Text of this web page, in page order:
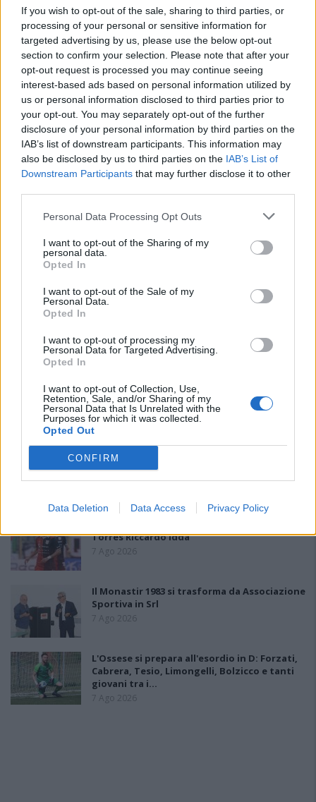
If you wish to opt-out of the sale, sharing to third parties, or
processing of your personal or sensitive information for
targeted advertising by us, please use the below opt-out
section to confirm your selection. Please note that after your
opt-out request is processed you may continue seeing
interest-based ads based on personal information utilized by
us or personal information disclosed to third parties prior to
your opt-out. You may separately opt-out of the further
disclosure of your personal information by third parties on the
IAB’s list of downstream participants. This information may
also be disclosed by us to third parties on the IAB’s List of
Downstream Participants that may further disclose it to other
Personal Data Processing Opt Outs
I want to opt-out of the Sharing of my
personal data.
Opted In
I want to opt-out of the Sale of my
Personal Data.
Opted In
I want to opt-out of processing my
Personal Data for Targeted Advertising.
Opted In
I want to opt-out of Collection, Use,
Retention, Sale, and/or Sharing of my
Personal Data that Is Unrelated with the
Purposes for which it was collected.
Opted Out
CONFIRM
Data Deletion Data Access Privacy Policy
PIÙ LETTI OGGI
L'Ilva si completa con Markic, Contucci,
Carlucci, Bevilacqua, Solinas, Souare e Galic
7 Ago 2026
Il Monastir riparte dai pilastri Masia, Pinna e
Aloia, il primo acquisto è Loru
7 Ago 2026
Torres Riccardo Idda
7 Ago 2026
Il Monastir 1983 si trasforma da Associazione
Sportiva in Srl
7 Ago 2026
L'Ossese si prepara all'esordio in D: Forzati,
Cabrera, Tesio, Limongelli, Bolzicco e tanti
giovani tra i…
7 Ago 2026